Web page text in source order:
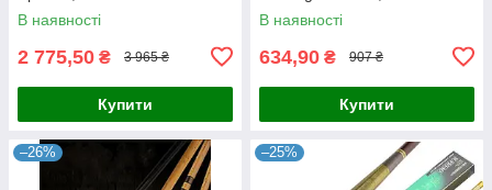
В наявності
2 775,50 ₴ 3 965 ₴
Купити
В наявності
634,90 ₴ 907 ₴
Купити
–26% –25%